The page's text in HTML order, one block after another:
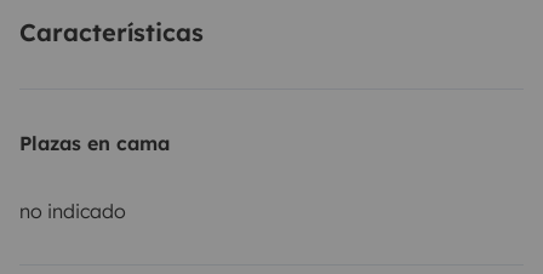
Características
Plazas en cama
no indicado